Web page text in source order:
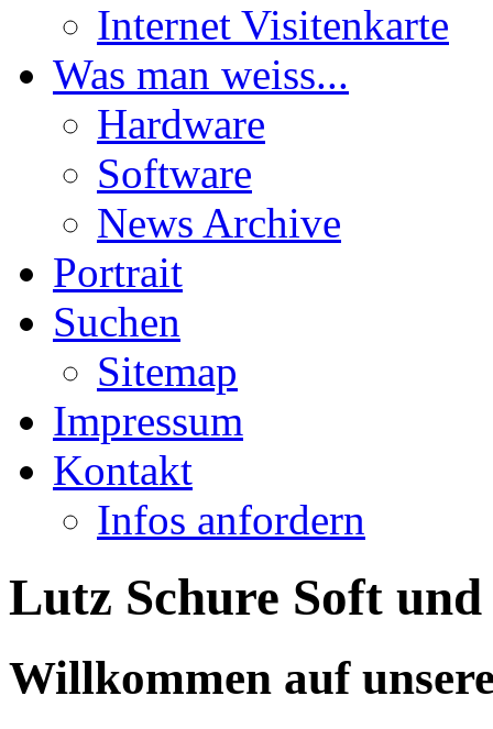
Internet Visitenkarte
Was man weiss...
Hardware
Software
News Archive
Portrait
Suchen
Sitemap
Impressum
Kontakt
Infos anfordern
Lutz Schure Soft
Willkommen auf